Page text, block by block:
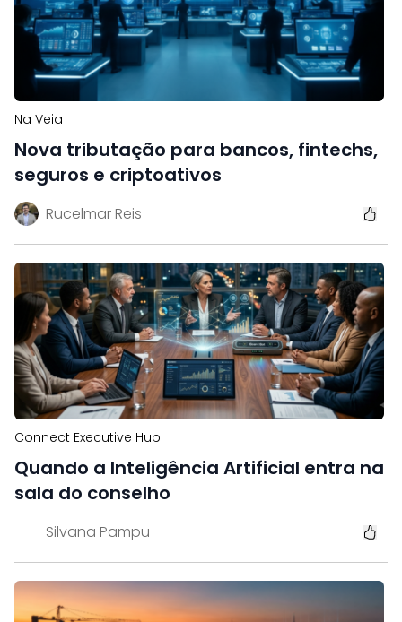
Na Veia
Nova tributação para bancos, fintechs,
seguros e criptoativos
Rucelmar Reis
Connect Executive Hub
Quando a Inteligência Artificial entra na
sala do conselho
Silvana Pampu